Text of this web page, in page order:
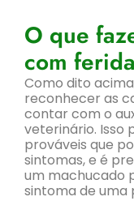
O que
com
Como dito
reconhecer as
contar com o
veterinário. Isso
prováveis que
sintomas, e é
um machucado
sintoma de uma